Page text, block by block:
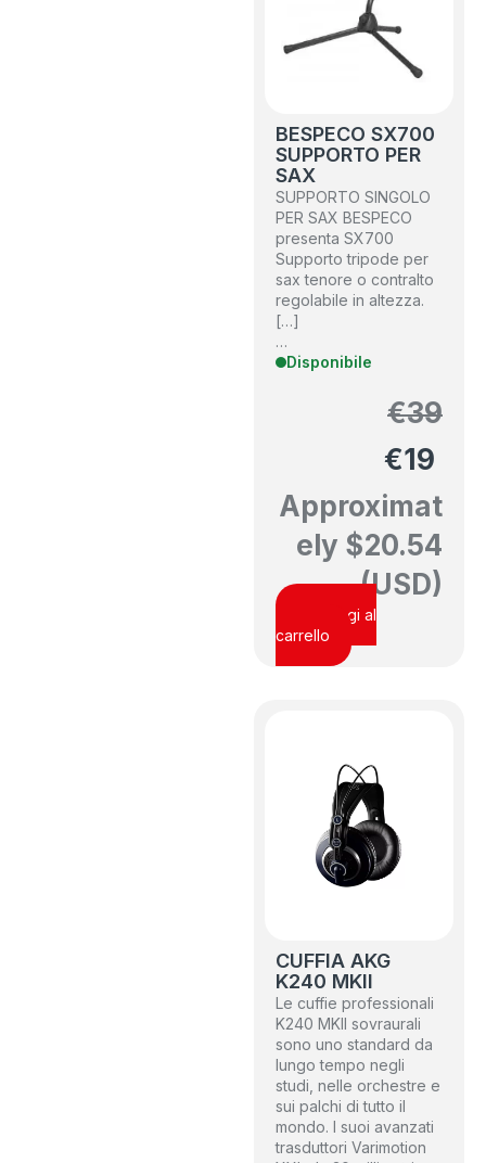
BESPECO SX700
SUPPORTO PER
SAX
SUPPORTO SINGOLO
PER SAX BESPECO
presenta SX700
Supporto tripode per
sax tenore o contralto
regolabile in altezza.
[…]
…
Disponibile
€39
€19
Approximat
ely $20.54
(USD)
Aggiungi al
carrello
CUFFIA AKG
K240 MKII
Le cuffie professionali
K240 MKII sovraurali
sono uno standard da
lungo tempo negli
studi, nelle orchestre e
sui palchi di tutto il
mondo. I suoi avanzati
trasduttori Varimotion